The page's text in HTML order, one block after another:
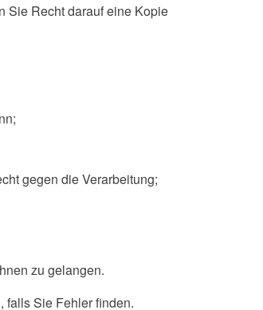
Sie Recht darauf eine Kopie
gegen die Verarbeitung;
zu gelangen.
falls Sie Fehler finden.